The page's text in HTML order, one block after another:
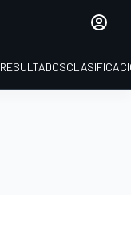
RESULTADOS